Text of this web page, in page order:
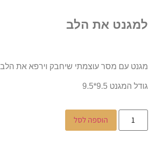
למגנט את הלב
מגנט עם מסר עוצמתי שיחבק וירפא את הלב
גודל המגנט 9.5*9.5
הוספה לסל